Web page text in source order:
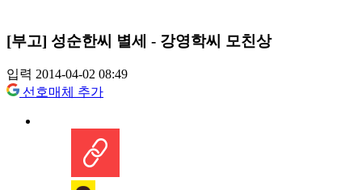
[부고] 성순한씨 별세 - 강영학씨 모친상
입력 2014-04-02 08:49
선호매체 추가